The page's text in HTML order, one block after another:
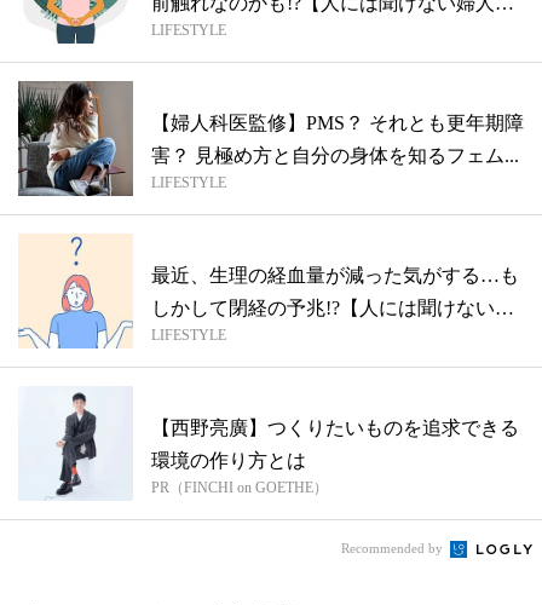
系...
LIFESTYLE
【婦人科医監修】PMS？ それとも更年期障
害？ 見極め方と自分の身体を知るフェム...
LIFESTYLE
最近、生理の経血量が減った気がする…も
しかして閉経の予兆!?【人には聞けない婦
人...
LIFESTYLE
【西野亮廣】つくりたいものを追求できる
環境の作り方とは
PR（FINCHI on GOETHE）
Recommended by